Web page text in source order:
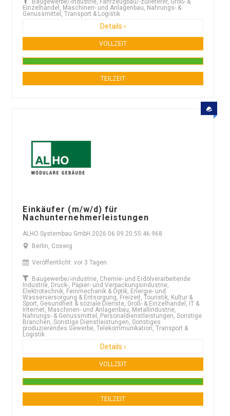
Baugewerbe/-industrie, Fahrzeugbau/-zulieferer, Groß- &
Einzelhandel, Maschinen- und Anlagenbau, Nahrungs- &
Genussmittel, Transport & Logistik
Details ›
VOLLZEIT
TEILZEIT
Einkäufer (m/w/d) für
Nachunternehmerleistungen
ALHO Systembau GmbH 2026 06 09 20:55:46.968
Berlin, Coswig
Veröffentlicht: vor 3 Tagen
Baugewerbe/-industrie, Chemie- und Erdölverarbeitende
Industrie, Druck-, Papier- und Verpackungsindustrie,
Elektrotechnik, Feinmechanik & Optik, Energie- und
Wasserversorgung & Entsorgung, Freizeit, Touristik, Kultur &
Sport, Gesundheit & soziale Dienste, Groß- & Einzelhandel, IT &
Internet, Maschinen- und Anlagenbau, Metallindustrie,
Nahrungs- & Genussmittel, Personaldienstleistungen, Sonstige
Branchen, Sonstige Dienstleistungen, Sonstiges
produzierendes Gewerbe, Telekommunikation, Transport &
Logistik
Details ›
VOLLZEIT
TEILZEIT